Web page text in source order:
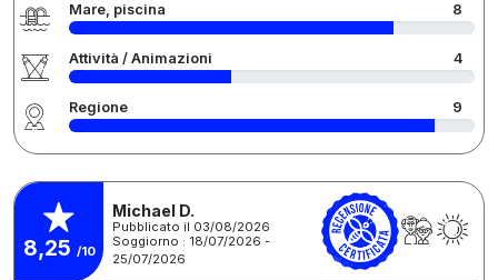
Mare, piscina 8
Attività / Animazioni 4
Regione 9
8,25 /10
Michael D.
Pubblicato il 03/08/2026
Soggiorno : 18/07/2026 -
25/07/2026